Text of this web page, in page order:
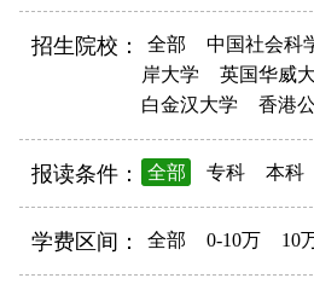
招生院校： 全部 中国社会科
岸大学
英国华威
白金汉大学
香港
报读条件： 全部 专科 本科
学费区间： 全部 0-10万 10